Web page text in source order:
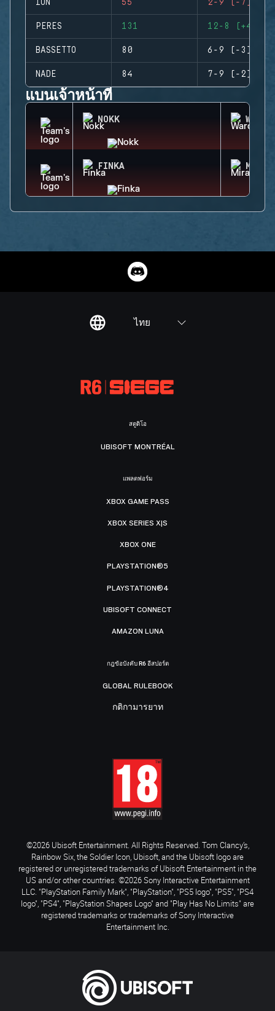
ION 55 2-9 (-7)
PERES 131 12-8 (+4)
BASSETTO 80 6-9 (-3)
NADE 84 7-9 (-2)
แบนเจ้าหน้าที่
NOKK
FINKA MIRA
ไทย
สตูดิโอ
UBISOFT MONTRÉAL
แพลตฟอร์ม
XBOX GAME PASS
XBOX SERIES X|S
XBOX ONE
PLAYSTATION®5
PLAYSTATION®4
UBISOFT CONNECT
AMAZON LUNA
กฎข้อบังคับ R6 อีสปอร์ต
GLOBAL RULEBOOK
กติกามารยาท
©2026 Ubisoft Entertainment. All Rights Reserved. Tom Clancy’s,
Rainbow Six, the Soldier Icon, Ubisoft, and the Ubisoft logo are
registered or unregistered trademarks of Ubisoft Entertainment in the
US and/or other countries. ©2026 Sony Interactive Entertainment
LLC. "PlayStation Family Mark", "PlayStation", "PS5 logo", "PS5", "PS4
logo", "PS4", "PlayStation Shapes Logo" and "Play Has No Limits" are
registered trademarks or trademarks of Sony Interactive
Entertainment Inc.